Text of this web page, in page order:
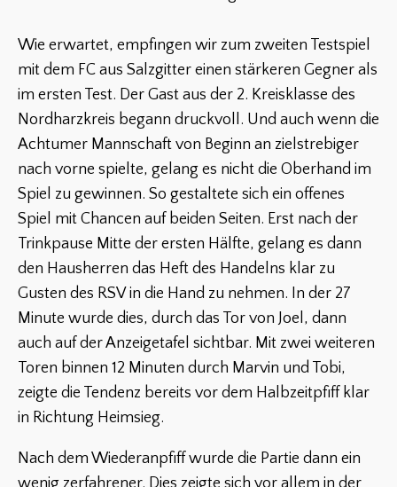
Wie erwartet, empfingen wir zum zweiten Testspiel
mit dem FC aus Salzgitter einen stärkeren Gegner als
im ersten Test. Der Gast aus der 2. Kreisklasse des
Nordharzkreis begann druckvoll. Und auch wenn die
Achtumer Mannschaft von Beginn an zielstrebiger
nach vorne spielte, gelang es nicht die Oberhand im
Spiel zu gewinnen. So gestaltete sich ein offenes
Spiel mit Chancen auf beiden Seiten. Erst nach der
Trinkpause Mitte der ersten Hälfte, gelang es dann
den Hausherren das Heft des Handelns klar zu
Gusten des RSV in die Hand zu nehmen. In der 27
Minute wurde dies, durch das Tor von Joel, dann
auch auf der Anzeigetafel sichtbar. Mit zwei weiteren
Toren binnen 12 Minuten durch Marvin und Tobi,
zeigte die Tendenz bereits vor dem Halbzeitpfiff klar
in Richtung Heimsieg.
Nach dem Wiederanpfiff wurde die Partie dann ein